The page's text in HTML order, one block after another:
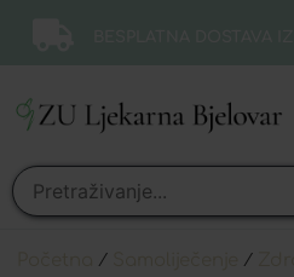
/ /